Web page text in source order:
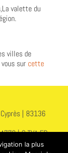
valette du
villes de
sur cette
| 83136
| C TVA FR :
la plus